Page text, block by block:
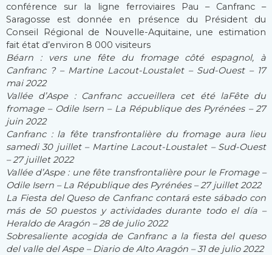
conférence sur la ligne ferroviaires Pau – Canfranc –
Saragosse est donnée en présence du Président du
Conseil Régional de Nouvelle-Aquitaine, une estimation
fait état d’environ 8 000 visiteurs
Béarn : vers une fête du fromage côté espagnol, à
Canfranc ? – Martine Lacout-Loustalet – Sud-Ouest – 17
mai 2022
Vallée d’Aspe : Canfranc accueillera cet été laFête du
fromage – Odile Isern – La République des Pyrénées – 27
juin 2022
Canfranc : la fête transfrontalière du fromage aura lieu
samedi 30 juillet – Martine Lacout-Loustalet – Sud-Ouest
– 27 juillet 2022
Vallée d’Aspe : une fête transfrontalière pour le Fromage –
Odile Isern – La République des Pyrénées – 27 juillet 2022
La Fiesta del Queso de Canfranc contará este sábado con
más de 50 puestos y actividades durante todo el día –
Heraldo de Aragón – 28 de julio 2022
Sobresaliente acogida de Canfranc a la fiesta del queso
del valle del Aspe – Diario de Alto Aragón – 31 de julio 2022